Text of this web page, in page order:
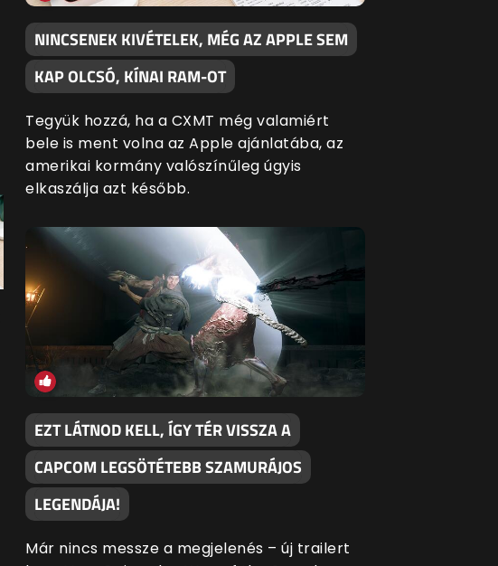
NINCSENEK KIVÉTELEK, MÉG AZ APPLE SEM
KAP OLCSÓ, KÍNAI RAM-OT
Tegyük hozzá, ha a CXMT még valamiért
bele is ment volna az Apple ajánlatába, az
amerikai kormány valószínűleg úgyis
elkaszálja azt később.
EZT LÁTNOD KELL, ÍGY TÉR VISSZA A
CAPCOM LEGSÖTÉTEBB SZAMURÁJOS
LEGENDÁJA!
Már nincs messze a megjelenés – új trailert